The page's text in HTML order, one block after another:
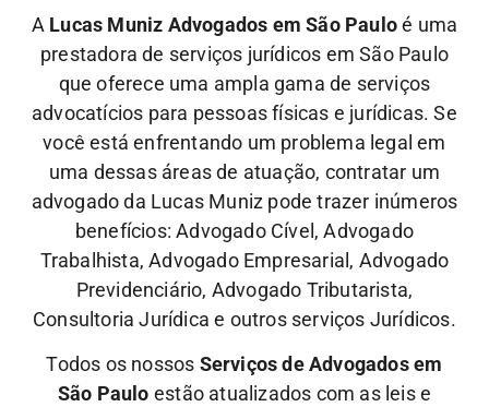
A Lucas Muniz Advogados em São Pauloé uma
prestadora de serviços jurídicos em São Paulo
que oferece uma ampla gama de serviços
advocatícios para pessoas físicas e jurídicas. Se
você está enfrentando um problema legal em
uma dessas áreas de atuação, contratar um
advogado da Lucas Muniz pode trazer inúmeros
benefícios: Advogado Cível, Advogado
Trabalhista, Advogado Empresarial, Advogado
Previdenciário, Advogado Tributarista,
Consultoria Jurídica e outros serviços Jurídicos.
Todos os nossos Serviços de Advogados em
São Paulo estão atualizados com as leis e